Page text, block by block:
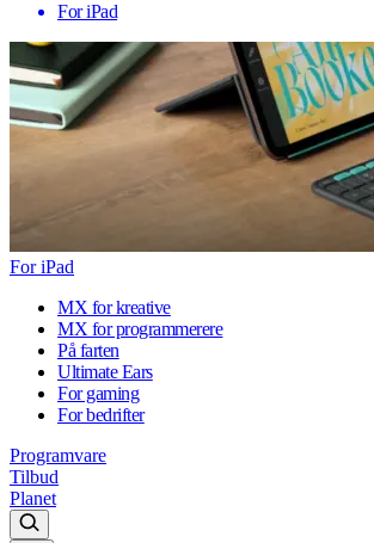
For iPad
For iPad
MX for kreative
MX for programmerere
På farten
Ultimate Ears
For gaming
For bedrifter
Programvare
Tilbud
Planet